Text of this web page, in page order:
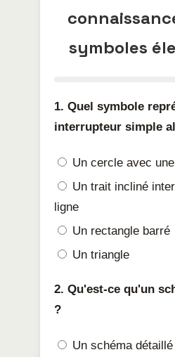
symboles
1. Quel symbole
interrupteur simple
Un cercle avec
Un trait incliné
ligne
Un rectangle barré
Un triangle
2. Qu'est-ce qu'un
?
Un schéma détaillé